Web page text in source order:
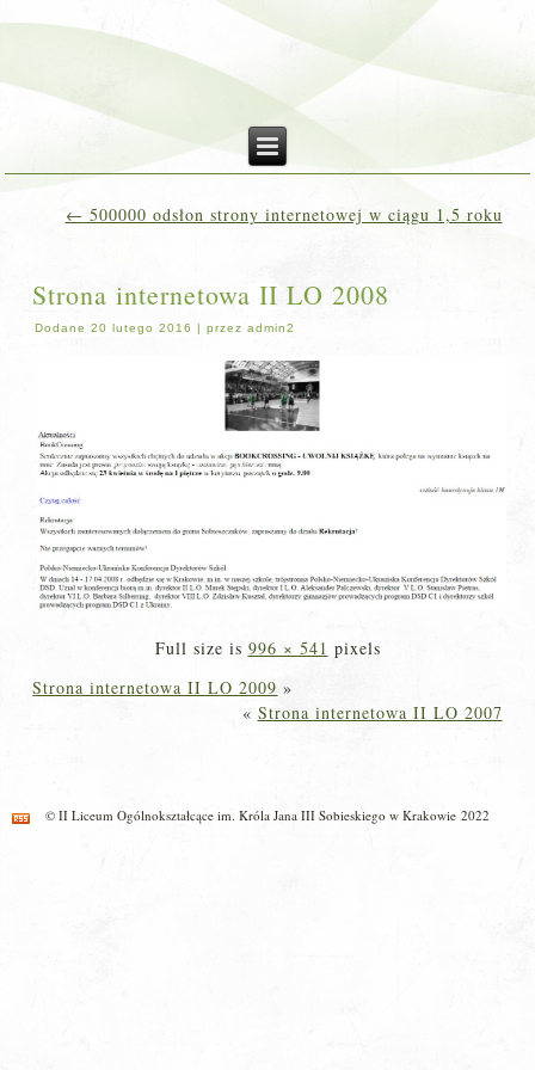
← 500000 odsłon strony internetowej w ciągu 1,5 roku
Strona internetowa II LO 2008
Dodane 20 lutego 2016 |przez admin2
Full size is 996 × 541 pixels
Strona internetowa II LO 2009 »
« Strona internetowa II LO 2007
© II Liceum Ogólnokształcące im. Króla Jana III Sobieskiego w Krakowie 2022